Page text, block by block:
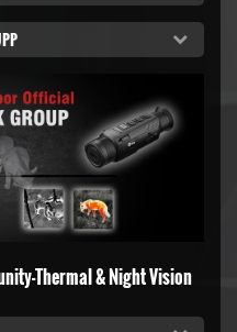
Thermal & Night Vision